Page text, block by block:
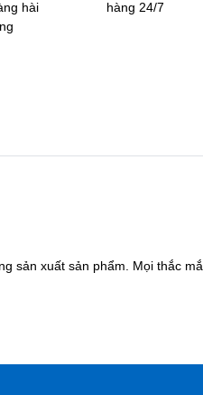
hài
hàng 24/7
sản xuất sản phẩm. Mọi thắc